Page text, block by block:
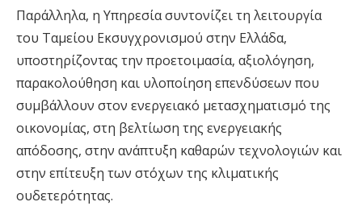
Παράλληλα, η Υπηρεσία συντονίζει τη λειτουργία
του Ταμείου Εκσυγχρονισμού στην Ελλάδα,
υποστηρίζοντας την προετοιμασία, αξιολόγηση,
παρακολούθηση και υλοποίηση επενδύσεων που
συμβάλλουν στον ενεργειακό μετασχηματισμό της
οικονομίας, στη βελτίωση της ενεργειακής
απόδοσης, στην ανάπτυξη καθαρών τεχνολογιών και
στην επίτευξη των στόχων της κλιματικής
ουδετερότητας.